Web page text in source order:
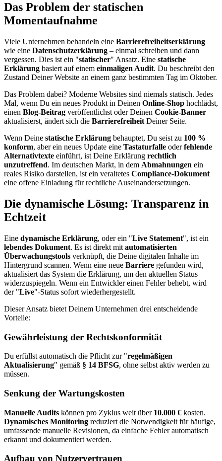
Das Problem der statischen
Momentaufnahme
Viele Unternehmen behandeln eine Barrierefreiheitserklärung
wie eine Datenschutzerklärung – einmal schreiben und dann
vergessen. Dies ist ein "statischer" Ansatz. Eine statische
Erklärung basiert auf einem einmaligen Audit. Du beschreibt den
Zustand Deiner Website an einem ganz bestimmten Tag im Oktober.
Das Problem dabei? Moderne Websites sind niemals statisch. Jedes
Mal, wenn Du ein neues Produkt in Deinen Online-Shop hochlädst,
einen Blog-Beitrag veröffentlichst oder Deinen Cookie-Banner
aktualisierst, ändert sich die Barrierefreiheit Deiner Seite.
Wenn Deine statische Erklärung behauptet, Du seist zu 100 %
konform, aber ein neues Update eine Tastaturfalle oderfehlende
Alternativtexte einführt, ist Deine Erklärung rechtlich
unzutreffend. Im deutschen Markt, in dem Abmahnungen ein
reales Risiko darstellen, ist ein veraltetes Compliance-Dokument
eine offene Einladung für rechtliche Auseinandersetzungen.
Die dynamische Lösung: Transparenz in
Echtzeit
Eine dynamische Erklärung, oder ein "Live Statement", ist ein
lebendes Dokument. Es ist direkt mit automatisierten
Überwachungstools verknüpft, die Deine digitalen Inhalte im
Hintergrund scannen. Wenn eine neue Barriere gefunden wird,
aktualisiert das System die Erklärung, um den aktuellen Status
widerzuspiegeln. Wenn ein Entwickler einen Fehler behebt, wird
der "Live"-Status sofort wiederhergestellt.
Dieser Ansatz bietet Deinem Unternehmen drei entscheidende
Vorteile:
Gewährleistung der Rechtskonformität
Du erfüllst automatisch die Pflicht zur "regelmäßigen
Aktualisierung" gemäß § 14 BFSG, ohne selbst aktiv werden zu
müssen.
Senkung der Wartungskosten
Manuelle Audits können pro Zyklus weit über 10.000 € kosten.
Dynamisches Monitoring reduziert die Notwendigkeit für häufige,
umfassende manuelle Revisionen, da einfache Fehler automatisch
erkannt und dokumentiert werden.
Aufbau von Nutzervertrauen